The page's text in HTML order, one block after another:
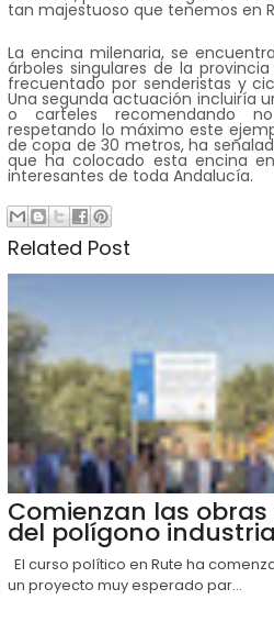
tan majestuoso que tenemos en
La encina milenaria, se
árboles singulares de la
frecuentado por senderistas y
Una segunda actuación incluiría
o carteles recomendando
respetando lo máximo este
de copa de 30 metros, ha
que ha colocado esta encina
interesantes de toda Andalucía.
Related Post
Comienzan las
del polígono
El curso político en Rute ha
un proyecto muy esperado par...